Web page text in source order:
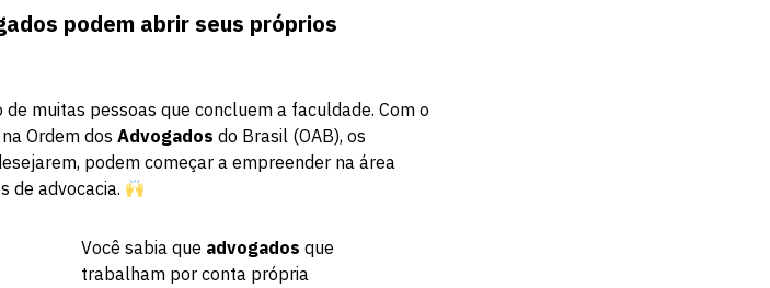
podem abrir seus próprios
muitas pessoas que concluem a faculdade. Com o
Ordem dos Advogados do Brasil (OAB), os
podem começar a empreender na área
de advocacia.
Você sabia que advogados que
trabalham por conta própria